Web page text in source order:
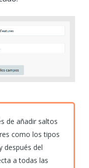
de añadir saltos
como los tipos
después del
a todas las